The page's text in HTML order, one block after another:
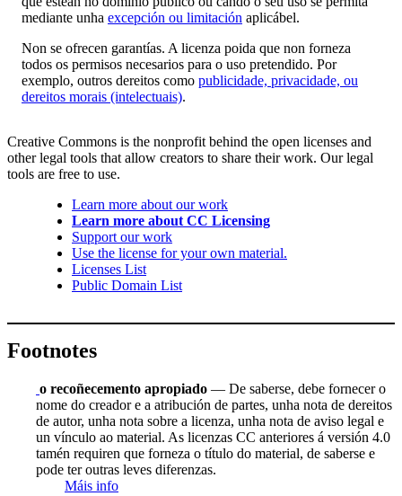
mediante unha excepción ou limitación aplicábel.
Non se ofrecen garantías. A licenza poida que non forneza
todos os permisos necesarios para o uso pretendido. Por
exemplo, outros dereitos como publicidade, privacidade, ou
dereitos morais (intelectuais).
Creative Commons is the nonprofit behind the open licenses and
other legal tools that allow creators to share their work. Our legal
tools are free to use.
Learn more about our work
Learn more about CC Licensing
Support our work
Use the license for your own material.
Licenses List
Public Domain List
Footnotes
o recoñecemento apropiado — De saberse, debe fornecer o
nome do creador e a atribución de partes, unha nota de dereitos
de autor, unha nota sobre a licenza, unha nota de aviso legal e
un vínculo ao material. As licenzas CC anteriores á versión 4.0
tamén requiren que forneza o título do material, de saberse e
pode ter outras leves diferenzas.
Máis info